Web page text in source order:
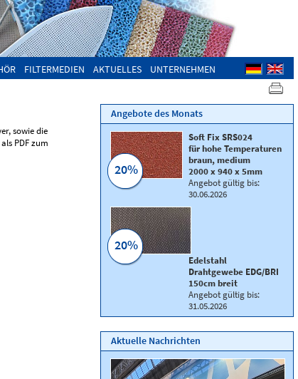
FILTERMEDIEN AKTUELLES UNTERNEHMEN
sowie die
PDF zum
Angebote des Monats
Soft Fix SRS024
für hohe Temperaturen
braun, medium
2000 x 940 x 5mm
Angebot gültig bis:
30.06.2026
20%
Edelstahl
Drahtgewebe EDG/BRI
150cm breit
Angebot gültig bis:
31.05.2026
20%
Aktuelle Nachrichten